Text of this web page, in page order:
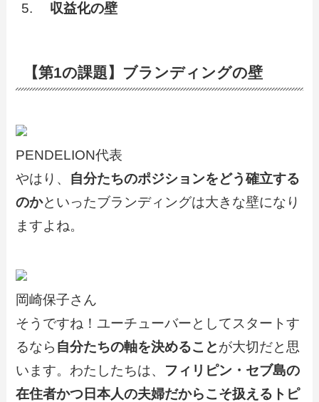
収益化の壁
【第1の課題】ブランディングの壁
PENDELION代表
やはり、 自分たちのポジションをどう確立する
のかといったブランディングは大きな壁になり
ますよね。
岡崎保子さん
そうですね！ユーチューバーとしてスタートす
るなら 自分たちの軸を決めることが大切だと思
います。わたしたちは、 フィリピン・セブ島の
在住者かつ日本人の夫婦だからこそ扱えるトピ